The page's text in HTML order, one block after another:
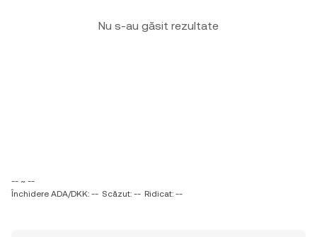
Nu s-au găsit rezultate
-- ~ --
Închidere ADA/DKK: -- Scăzut: -- Ridicat: --